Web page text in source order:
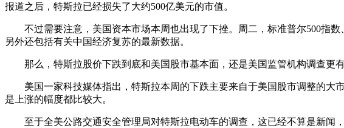
报道之后，特斯拉已经损失了大约500亿美元的市值。
不过需要注意，美国资本市场本周也出现了下挫。周二，标准普尔500指
另外还包括有关中国经济复苏的最新数据。
那么，特斯拉股价下跌到底和美国股市基本面，还是美国监管机构调查更
美国一家科技媒体指出，特斯拉本周的下跌主要来自于美国股市调整的
是上涨的幅度都比较大。
至于全美公路交通安全管理局对特斯拉电动车的调查，这已经不算是新